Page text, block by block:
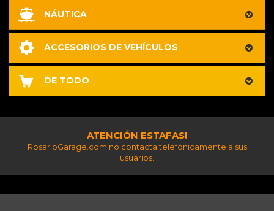
NÁUTICA
ACCESORIOS DE VEHÍCULOS
DE TODO
ATENCIÓN ESTAFAS!
RosarioGarage.com no contacta telefónicamente a sus
usuarios.